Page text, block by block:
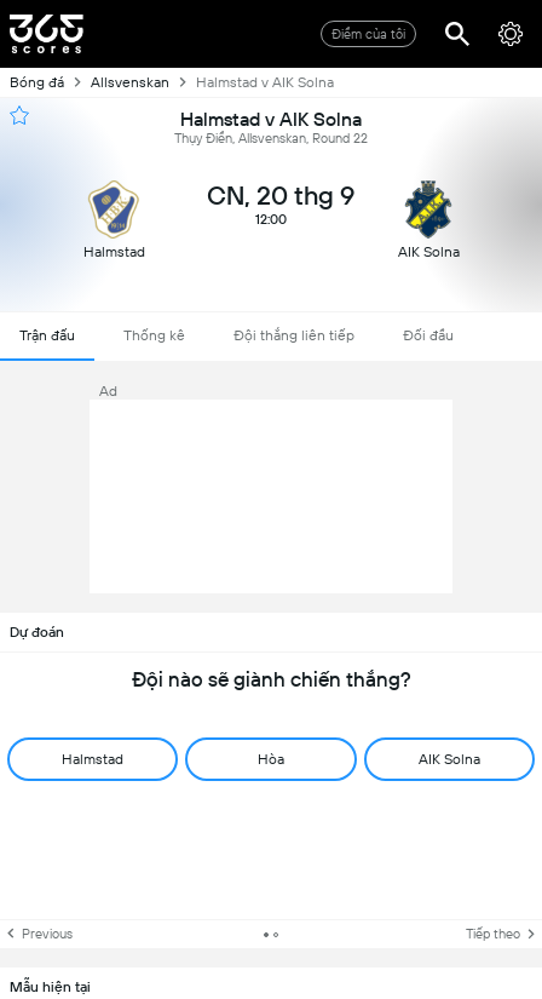
Điểm của tôi
Bóng đá Allsvenskan Halmstad v AIK Solna
Halmstad v AIK Solna
Thụy Điển, Allsvenskan, Round 22
Halmstad
CN, 20 thg 9
12:00
AIK Solna
Trận đấu Thống kê Đội thắng liên tiếp Đối đầu
Ad
Dự đoán
Đội nào sẽ giành chiến thắng?
Halmstad Hòa AIK Solna
Previous Tiếp theo
Mẫu hiện tại